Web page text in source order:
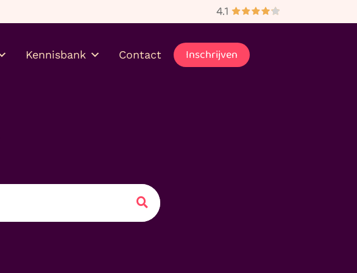
Kennisbank Contact Inschrijven